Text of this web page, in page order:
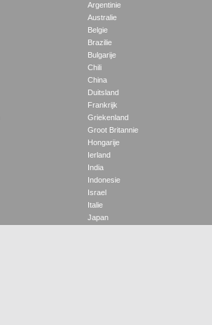
Argentinie
Australie
Belgie
Brazilie
Bulgarije
Chili
China
Duitsland
Frankrijk
Griekenland
Groot Britannie
Hongarije
Ierland
India
Indonesie
Israel
Italie
Japan